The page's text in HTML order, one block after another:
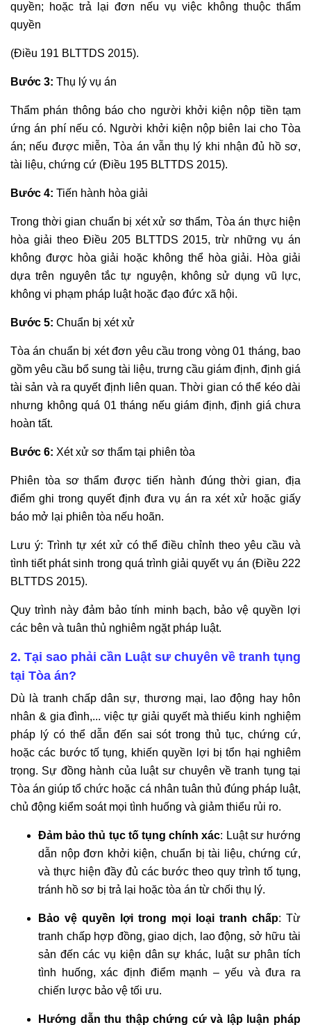
quyền; hoặc trả lại đơn nếu vụ việc không thuộc thẩm
quyền
(Điều 191 BLTTDS 2015).
Bước 3: Thụ lý vụ án
Thẩm phán thông báo cho người khởi kiện nộp tiền tạm
ứng án phí nếu có. Người khởi kiện nộp biên lai cho Tòa
án; nếu được miễn, Tòa án vẫn thụ lý khi nhận đủ hồ sơ,
tài liệu, chứng cứ (Điều 195 BLTTDS 2015).
Bước 4: Tiến hành hòa giải
Trong thời gian chuẩn bị xét xử sơ thẩm, Tòa án thực hiện
hòa giải theo Điều 205 BLTTDS 2015, trừ những vụ án
không được hòa giải hoặc không thể hòa giải. Hòa giải
dựa trên nguyên tắc tự nguyện, không sử dụng vũ lực,
không vi phạm pháp luật hoặc đạo đức xã hội.
Bước 5: Chuẩn bị xét xử
Tòa án chuẩn bị xét đơn yêu cầu trong vòng 01 tháng, bao
gồm yêu cầu bổ sung tài liệu, trưng cầu giám định, định giá
tài sản và ra quyết định liên quan. Thời gian có thể kéo dài
nhưng không quá 01 tháng nếu giám định, định giá chưa
hoàn tất.
Bước 6: Xét xử sơ thẩm tại phiên tòa
Phiên tòa sơ thẩm được tiến hành đúng thời gian, địa
điểm ghi trong quyết định đưa vụ án ra xét xử hoặc giấy
báo mở lại phiên tòa nếu hoãn.
Lưu ý: Trình tự xét xử có thể điều chỉnh theo yêu cầu và
tình tiết phát sinh trong quá trình giải quyết vụ án (Điều 222
BLTTDS 2015).
Quy trình này đảm bảo tính minh bạch, bảo vệ quyền lợi
các bên và tuân thủ nghiêm ngặt pháp luật.
2. Tại sao phải cần Luật sư chuyên về tranh tụng
tại Tòa án?
Dù là tranh chấp dân sự, thương mại, lao động hay hôn
nhân & gia đình,... việc tự giải quyết mà thiếu kinh nghiệm
pháp lý có thể dẫn đến sai sót trong thủ tục, chứng cứ,
hoặc các bước tố tụng, khiến quyền lợi bị tổn hại nghiêm
trọng. Sự đồng hành của luật sư chuyên về tranh tụng tại
Tòa án giúp tổ chức hoặc cá nhân tuân thủ đúng pháp luật,
chủ động kiểm soát mọi tình huống và giảm thiểu rủi ro.
Đảm bảo thủ tục tố tụng chính xác: Luật sư hướng
dẫn nộp đơn khởi kiện, chuẩn bị tài liệu, chứng cứ,
và thực hiện đầy đủ các bước theo quy trình tố tụng,
tránh hồ sơ bị trả lại hoặc tòa án từ chối thụ lý.
Bảo vệ quyền lợi trong mọi loại tranh chấp: Từ
tranh chấp hợp đồng, giao dịch, lao động, sở hữu tài
sản đến các vụ kiện dân sự khác, luật sư phân tích
tình huống, xác định điểm mạnh – yếu và đưa ra
chiến lược bảo vệ tối ưu.
Hướng dẫn thu thập chứng cứ và lập luận pháp